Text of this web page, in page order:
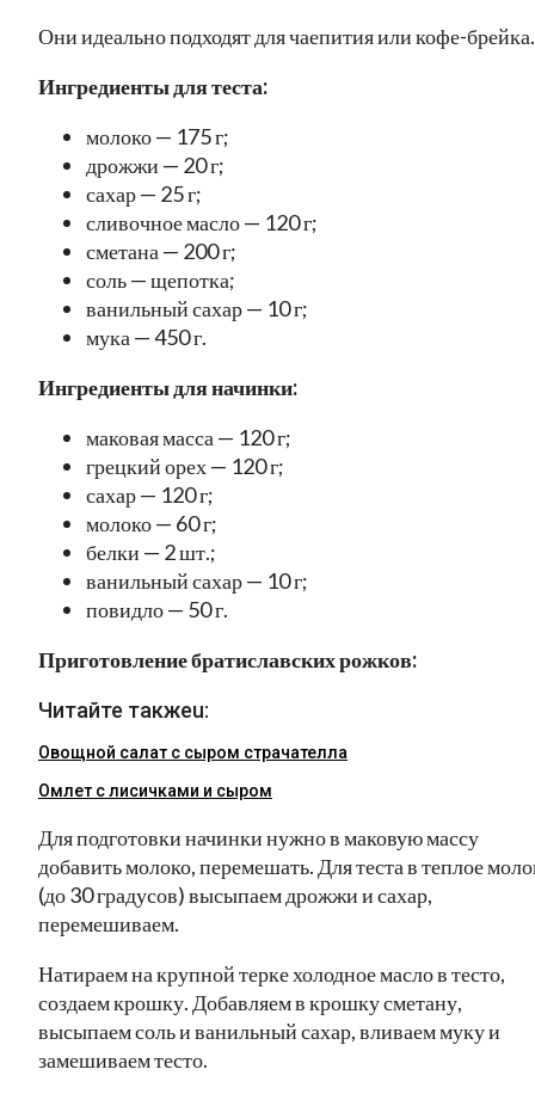
Они идеально подходят для чаепития или кофе-брейка.
Ингредиенты для теста:
молоко — 175 г;
дрожжи — 20 г;
сахар — 25 г;
сливочное масло — 120 г;
сметана — 200 г;
соль — щепотка;
ванильный сахар — 10 г;
мука — 450 г.
Ингредиенты для начинки:
маковая масса — 120 г;
грецкий орех — 120 г;
сахар — 120 г;
молоко — 60 г;
белки — 2 шт.;
ванильный сахар — 10 г;
повидло — 50 г.
Приготовление братиславских рожков:
Читайте такжеu:
Овощной салат с сыром страчателла
Омлет с лисичками и сыром
Для подготовки начинки нужно в маковую массу
добавить молоко, перемешать. Для теста в теплое
(до 30 градусов) высыпаем дрожжи и сахар,
перемешиваем.
Натираем на крупной терке холодное масло в тесто,
создаем крошку. Добавляем в крошку сметану,
высыпаем соль и ванильный сахар, вливаем муку и
замешиваем тесто.